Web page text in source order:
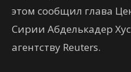
этом сообщил глава
Сирии Абделькадер
агентству Reuters.